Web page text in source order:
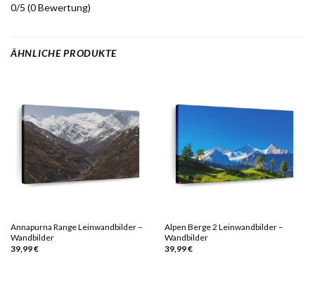
0/5 (0 Bewertung)
ÄHNLICHE PRODUKTE
Annapurna Range Leinwandbilder –
Wandbilder
39,99€
Alpen Berge 2 Leinwandbilder –
Wandbilder
39,99€